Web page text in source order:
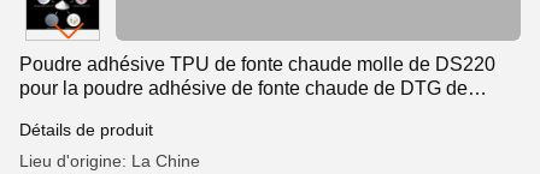
Poudre adhésive TPU de fonte chaude molle de DS220
pour la poudre adhésive de fonte chaude de DTG de
Détails de produit
Lieu d'origine: La Chine